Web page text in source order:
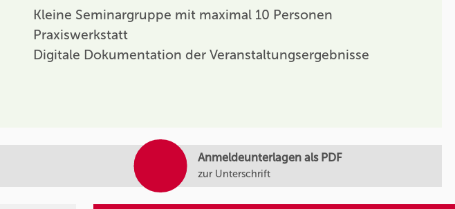
Anmeldeunterlagen als PDF
zur Unterschrift
Kleine Seminargruppe mit maximal 10 Personen
Praxiswerkstatt
Digitale Dokumentation der Veranstaltungsergebnisse